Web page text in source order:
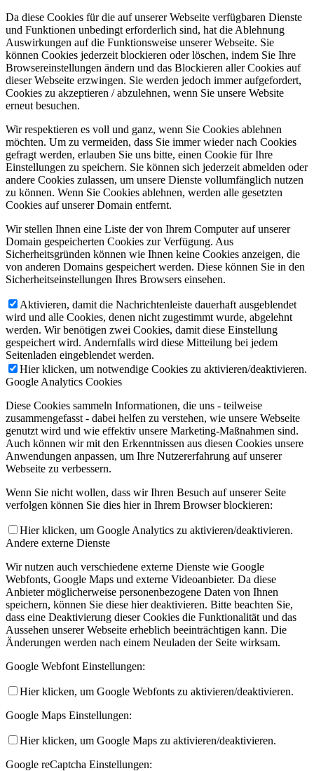
Da diese Cookies für die auf unserer Webseite verfügbaren Dienste
und Funktionen unbedingt erforderlich sind, hat die Ablehnung
Auswirkungen auf die Funktionsweise unserer Webseite. Sie
können Cookies jederzeit blockieren oder löschen, indem Sie Ihre
Browsereinstellungen ändern und das Blockieren aller Cookies auf
dieser Webseite erzwingen. Sie werden jedoch immer aufgefordert,
Cookies zu akzeptieren / abzulehnen, wenn Sie unsere Website
erneut besuchen.
Wir respektieren es voll und ganz, wenn Sie Cookies ablehnen
möchten. Um zu vermeiden, dass Sie immer wieder nach Cookies
gefragt werden, erlauben Sie uns bitte, einen Cookie für Ihre
Einstellungen zu speichern. Sie können sich jederzeit abmelden oder
andere Cookies zulassen, um unsere Dienste vollumfänglich nutzen
zu können. Wenn Sie Cookies ablehnen, werden alle gesetzten
Cookies auf unserer Domain entfernt.
Wir stellen Ihnen eine Liste der von Ihrem Computer auf unserer
Domain gespeicherten Cookies zur Verfügung. Aus
Sicherheitsgründen können wie Ihnen keine Cookies anzeigen, die
von anderen Domains gespeichert werden. Diese können Sie in den
Sicherheitseinstellungen Ihres Browsers einsehen.
Aktivieren, damit die Nachrichtenleiste dauerhaft ausgeblendet
wird und alle Cookies, denen nicht zugestimmt wurde, abgelehnt
werden. Wir benötigen zwei Cookies, damit diese Einstellung
gespeichert wird. Andernfalls wird diese Mitteilung bei jedem
Seitenladen eingeblendet werden.
Hier klicken, um notwendige Cookies zu aktivieren/deaktivieren.
Google Analytics Cookies
Diese Cookies sammeln Informationen, die uns - teilweise
zusammengefasst - dabei helfen zu verstehen, wie unsere Webseite
genutzt wird und wie effektiv unsere Marketing-Maßnahmen sind.
Auch können wir mit den Erkenntnissen aus diesen Cookies unsere
Anwendungen anpassen, um Ihre Nutzererfahrung auf unserer
Webseite zu verbessern.
Wenn Sie nicht wollen, dass wir Ihren Besuch auf unserer Seite
verfolgen können Sie dies hier in Ihrem Browser blockieren:
Hier klicken, um Google Analytics zu aktivieren/deaktivieren.
Andere externe Dienste
Wir nutzen auch verschiedene externe Dienste wie Google
Webfonts, Google Maps und externe Videoanbieter. Da diese
Anbieter möglicherweise personenbezogene Daten von Ihnen
speichern, können Sie diese hier deaktivieren. Bitte beachten Sie,
dass eine Deaktivierung dieser Cookies die Funktionalität und das
Aussehen unserer Webseite erheblich beeinträchtigen kann. Die
Änderungen werden nach einem Neuladen der Seite wirksam.
Google Webfont Einstellungen:
Hier klicken, um Google Webfonts zu aktivieren/deaktivieren.
Google Maps Einstellungen:
Hier klicken, um Google Maps zu aktivieren/deaktivieren.
Google reCaptcha Einstellungen: